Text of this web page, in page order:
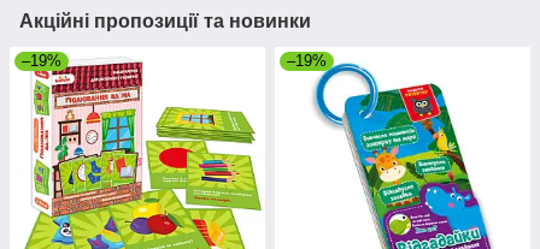
Акційні пропозиції та новинки
–19% –19%